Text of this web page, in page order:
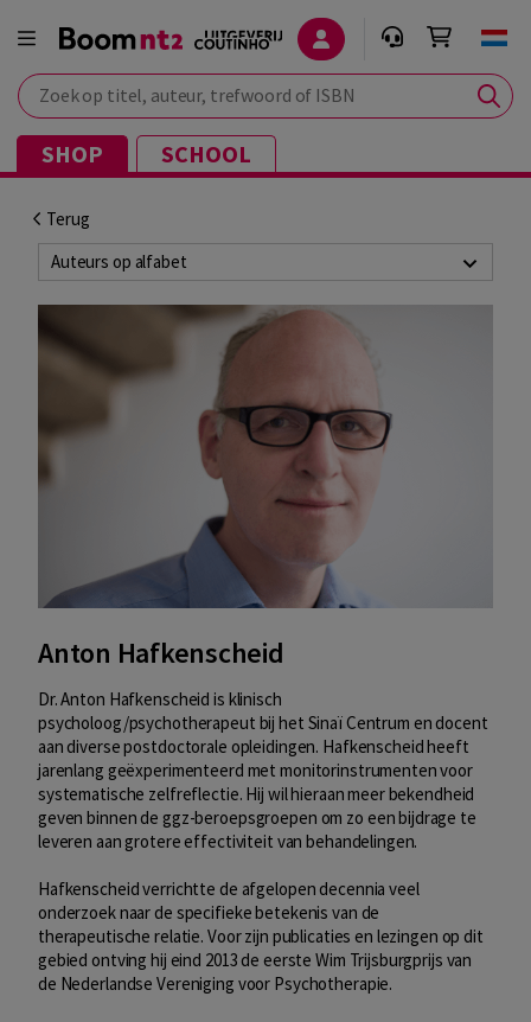
Zoek op titel, auteur, trefwoord of ISBN
SHOP SCHOOL
Terug
Auteurs op alfabet
Anton Hafkenscheid
Dr. Anton Hafkenscheid is klinisch
psycholoog/psychotherapeut bij het Sinaï Centrum en docent
aan diverse postdoctorale opleidingen. Hafkenscheid heeft
jarenlang geëxperimenteerd met monitorinstrumenten voor
systematische zelfreflectie. Hij wil hieraan meer bekendheid
geven binnen de ggz-beroepsgroepen om zo een bijdrage te
leveren aan grotere effectiviteit van behandelingen.
Hafkenscheid verrichtte de afgelopen decennia veel
onderzoek naar de specifieke betekenis van de
therapeutische relatie. Voor zijn publicaties en lezingen op dit
gebied ontving hij eind 2013 de eerste Wim Trijsburgprijs van
de Nederlandse Vereniging voor Psychotherapie.